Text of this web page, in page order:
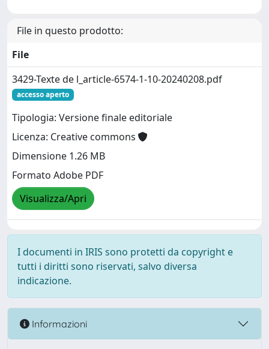
File in questo prodotto:
File
3429-Texte de l_article-6574-1-10-20240208.pdf
accesso aperto
Tipologia: Versione finale editoriale
Licenza: Creative commons
Dimensione 1.26 MB
Formato Adobe PDF
Visualizza/Apri
I documenti in IRIS sono protetti da copyright e
tutti i diritti sono riservati, salvo diversa
indicazione.
Informazioni